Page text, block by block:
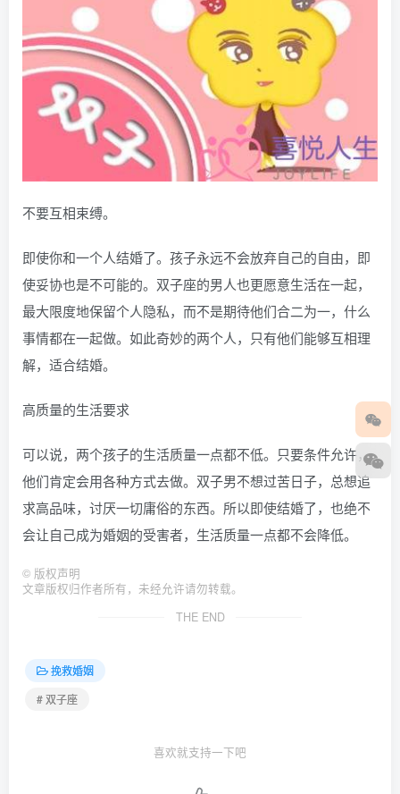
不要互相束缚。
即使你和一个人结婚了。孩子永远不会放弃自己的自由，即
使妥协也是不可能的。双子座的男人也更愿意生活在一起，
最大限度地保留个人隐私，而不是期待他们合二为一，什么
事情都在一起做。如此奇妙的两个人，只有他们能够互相理
解，适合结婚。
高质量的生活要求
可以说，两个孩子的生活质量一点都不低。只要条件允许，
他们肯定会用各种方式去做。双子男不想过苦日子，总想追
求高品味，讨厌一切庸俗的东西。所以即使结婚了，也绝不
会让自己成为婚姻的受害者，生活质量一点都不会降低。
© 版权声明
文章版权归作者所有，未经允许请勿转载。
THE END
挽救婚姻
# 双子座
喜欢就支持一下吧